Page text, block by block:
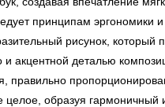
принципам
рисунок,
и акцентной деталью
правильно
образуя